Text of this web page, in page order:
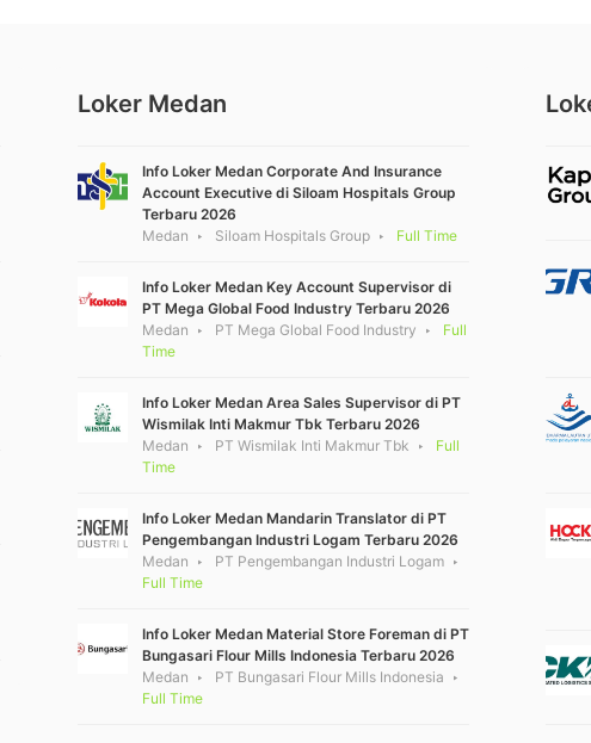
Loker Medan
Info Loker Medan Corporate And Insurance
Account Executive di Siloam Hospitals Group
Terbaru 2026
Medan
Siloam Hospitals Group Full Time
Info Loker Medan Key Account Supervisor di
PT Mega Global Food Industry Terbaru 2026
Medan
PT Mega Global Food Industry
Full
Time
Info Loker Medan Area Sales Supervisor di PT
Wismilak Inti Makmur Tbk Terbaru 2026
Medan
PT Wismilak Inti Makmur Tbk
Full
Time
Info Loker Medan Mandarin Translator di PT
Pengembangan Industri Logam Terbaru 2026
Medan
PT Pengembangan Industri Logam
Full Time
Info Loker Medan Material Store Foreman di PT
Bungasari Flour Mills Indonesia Terbaru 2026
Medan
PT Bungasari Flour Mills Indonesia
Full Time